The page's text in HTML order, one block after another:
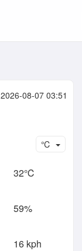
2026-08-07 03:51
℃
32℃
59%
16 kph